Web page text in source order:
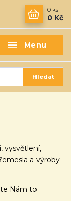
Menu
Hledat
0 ks
0 Kč
vysvětlení,
a výroby
Nám to